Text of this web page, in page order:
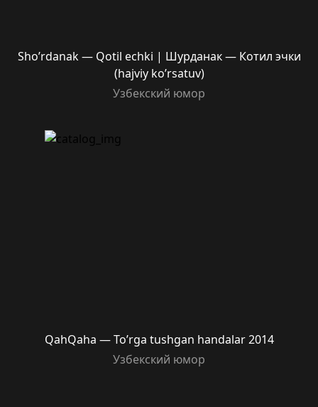
Sho’rdanak — Qotil echki | Шурданак — Котил эчки
(hajviy ko’rsatuv)
Узбекский юмор
QahQaha — To’rga tushgan handalar 2014
Узбекский юмор